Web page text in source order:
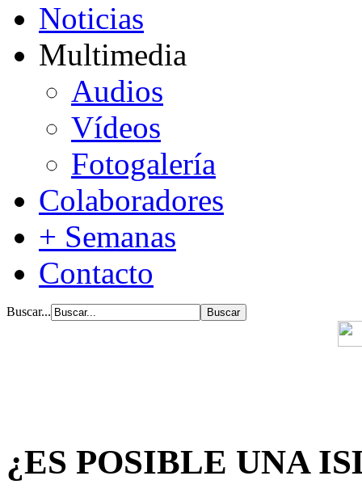
Noticias
Multimedia
Audios
Vídeos
Fotogalería
Colaboradores
+ Semanas
Contacto
Buscar...
¿ES POSIBLE UNA